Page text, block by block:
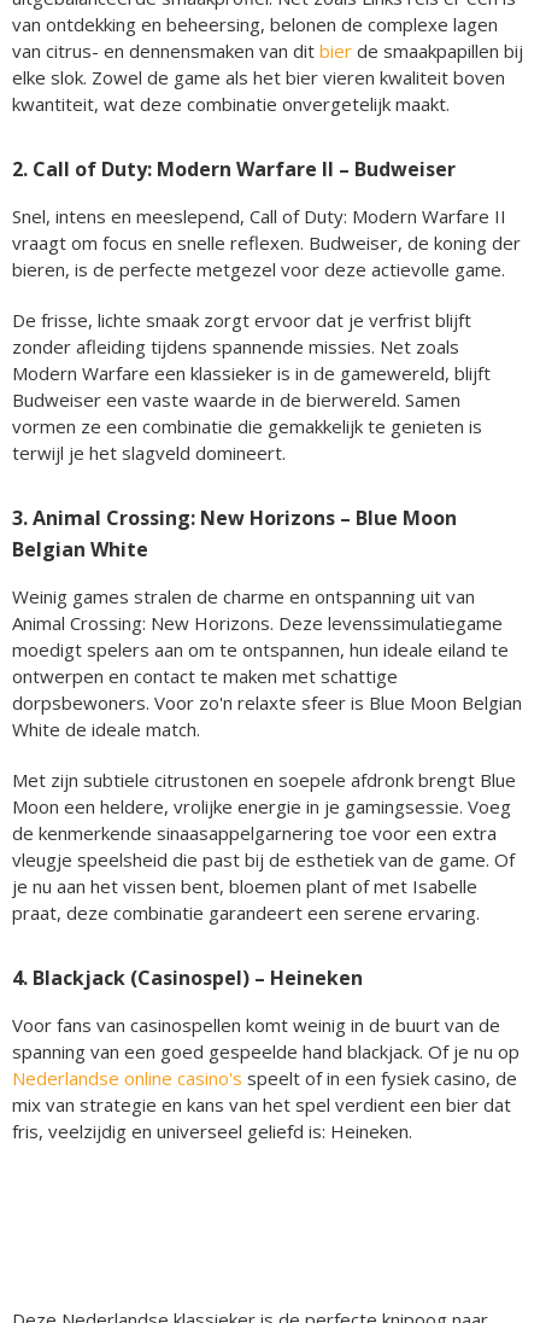
van ontdekking en beheersing, belonen de complexe lagen
van citrus- en dennensmaken van dit bier de smaakpapillen bij
elke slok. Zowel de game als het bier vieren kwaliteit boven
kwantiteit, wat deze combinatie onvergetelijk maakt.
2. Call of Duty: Modern Warfare II – Budweiser
Snel, intens en meeslepend, Call of Duty: Modern Warfare II
vraagt om focus en snelle reflexen. Budweiser, de koning der
bieren, is de perfecte metgezel voor deze actievolle game.
De frisse, lichte smaak zorgt ervoor dat je verfrist blijft
zonder afleiding tijdens spannende missies. Net zoals
Modern Warfare een klassieker is in de gamewereld, blijft
Budweiser een vaste waarde in de bierwereld. Samen
vormen ze een combinatie die gemakkelijk te genieten is
terwijl je het slagveld domineert.
3. Animal Crossing: New Horizons – Blue Moon
Belgian White
Weinig games stralen de charme en ontspanning uit van
Animal Crossing: New Horizons. Deze levenssimulatiegame
moedigt spelers aan om te ontspannen, hun ideale eiland te
ontwerpen en contact te maken met schattige
dorpsbewoners. Voor zo'n relaxte sfeer is Blue Moon Belgian
White de ideale match.
Met zijn subtiele citrustonen en soepele afdronk brengt Blue
Moon een heldere, vrolijke energie in je gamingsessie. Voeg
de kenmerkende sinaasappelgarnering toe voor een extra
vleugje speelsheid die past bij de esthetiek van de game. Of
je nu aan het vissen bent, bloemen plant of met Isabelle
praat, deze combinatie garandeert een serene ervaring.
4. Blackjack (Casinospel) – Heineken
Voor fans van casinospellen komt weinig in de buurt van de
spanning van een goed gespeelde hand blackjack. Of je nu op
Nederlandse online casino's speelt of in een fysiek casino, de
mix van strategie en kans van het spel verdient een bier dat
fris, veelzijdig en universeel geliefd is: Heineken.